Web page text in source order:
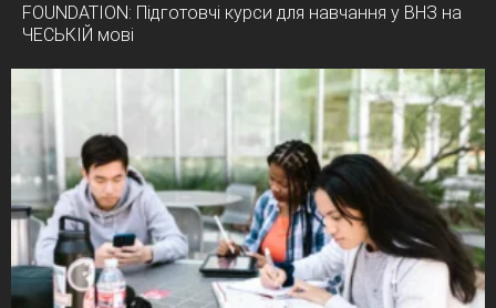
FOUNDATION: Підготовчі курси для навчання у ВНЗ на
ЧЕСЬКІЙ мові